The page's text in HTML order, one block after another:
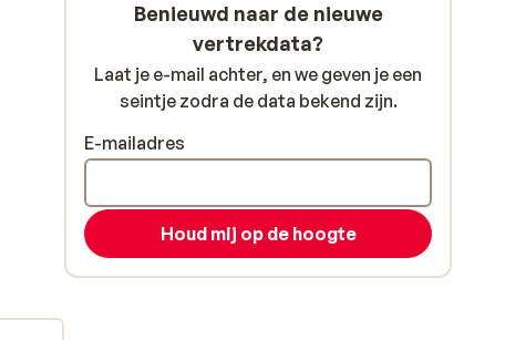
Benieuwd naar de nieuwe
vertrekdata?
Laat je e-mail achter, en we geven je een
seintje zodra de data bekend zijn.
E-mailadres
Houd mij op de hoogte